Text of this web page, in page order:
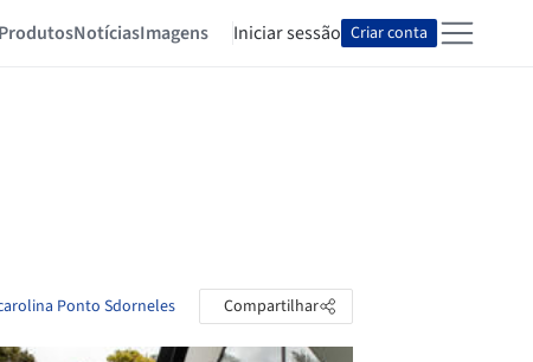
ProdutosNotíciasImagens Iniciar sessão Criar conta
Ponto Sdorneles Compartilhar